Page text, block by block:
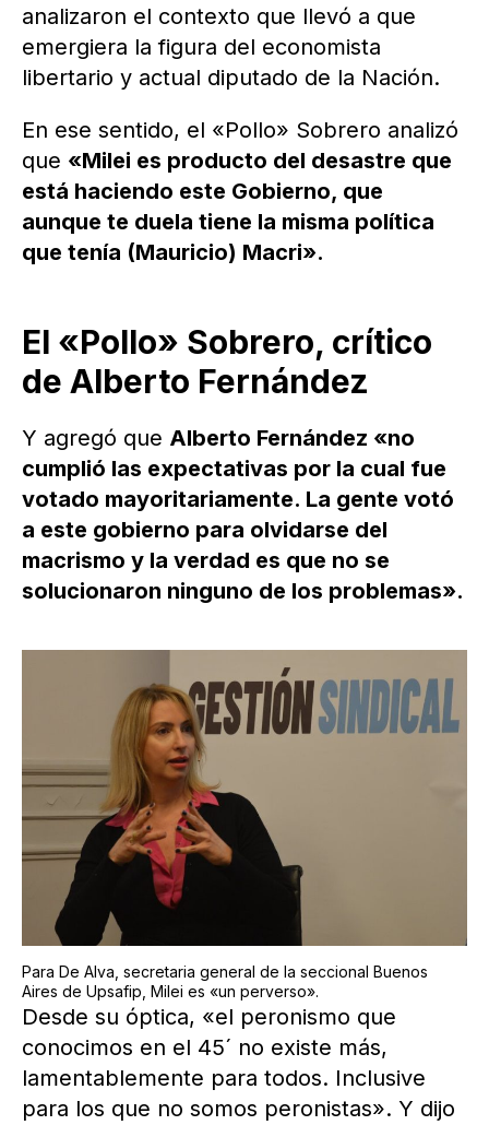
analizaron el contexto que llevó a que
emergiera la figura del economista
libertario y actual diputado de la Nación.
En ese sentido, el «Pollo» Sobrero analizó
que «Milei es producto del desastre que
está haciendo este Gobierno, que
aunque te duela tiene la misma política
que tenía (Mauricio) Macri».
El «Pollo» Sobrero, crítico
de Alberto Fernández
Y agregó que Alberto Fernández «no
cumplió las expectativas por la cual fue
votado mayoritariamente. La gente votó
a este gobierno para olvidarse del
macrismo y la verdad es que no se
solucionaron ninguno de los problemas».
Para De Alva, secretaria general de la seccional Buenos
Aires de Upsafip, Milei es «un perverso».
Desde su óptica, «el peronismo que
conocimos en el 45´ no existe más,
lamentablemente para todos. Inclusive
para los que no somos peronistas». Y dijo